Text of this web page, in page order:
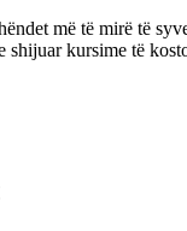
më të mirë të
shijuar kursime të